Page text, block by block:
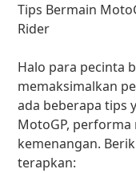
Tips Bermain
Rider
Halo para pecinta
memaksimalkan
ada beberapa tips
MotoGP,
kemenangan.
terapkan: